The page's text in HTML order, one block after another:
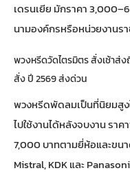
เดรนเยีย มักราคา
นามองค์กรหรือหน่วยงานร
พวงหรีดวัดไตรมิตร สั่งเช้าส่
สั่ง ปี 2569 ส่งด่วน
พวงหรีดพัดลมเป็นที่นิยมสู
ไปใช้งานได้หลังจบงาน ร
7,000 บาทตามยี่ห้อและข
Mistral, KDK และ